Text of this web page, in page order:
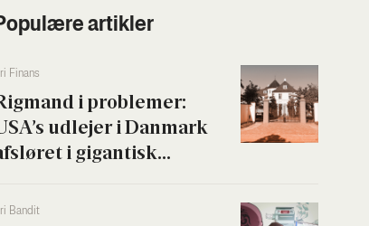
artikler
Finans
i pro­ble­mer:
udle­jer i Dan­mark
i gigan­tisk...
Ban­dit